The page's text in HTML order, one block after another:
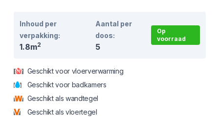
Inhoud per
verpakking:
1.8m2
Aantal per
doos:
5
Op
voorraad
Geschikt voor vloerverwarming
Geschikt voor badkamers
Geschikt als wandtegel
Geschikt als vloertegel